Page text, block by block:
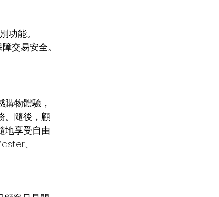
功能。
交易安全。
物體驗，
。隨後，顧
地享受自由
、